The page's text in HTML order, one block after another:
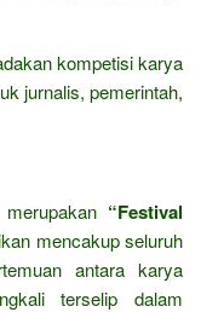
kompetisi karya
jurnalis, pemerintah,
“Festival
mencakup seluruh
antara karya
terselip dalam